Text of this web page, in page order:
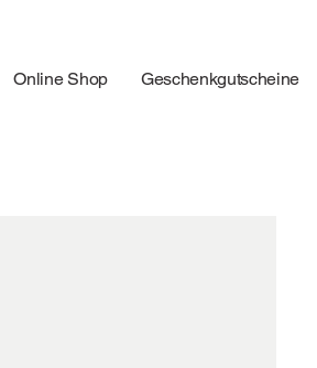
Online Shop Geschenkgutscheine